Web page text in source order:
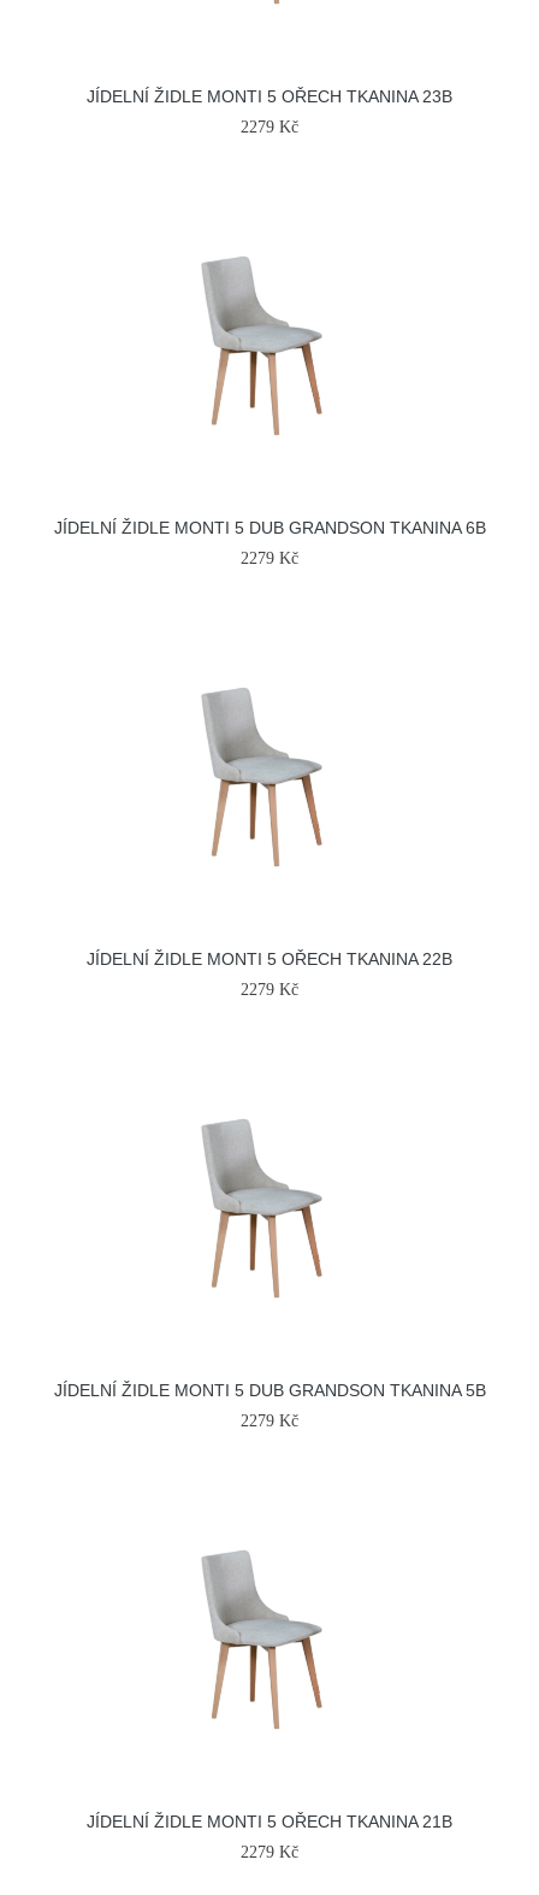
JÍDELNÍ ŽIDLE MONTI 5 OŘECH TKANINA 23B
2279 Kč
JÍDELNÍ ŽIDLE MONTI 5 DUB GRANDSON TKANINA 6B
2279 Kč
JÍDELNÍ ŽIDLE MONTI 5 OŘECH TKANINA 22B
2279 Kč
JÍDELNÍ ŽIDLE MONTI 5 DUB GRANDSON TKANINA 5B
2279 Kč
JÍDELNÍ ŽIDLE MONTI 5 OŘECH TKANINA 21B
2279 Kč